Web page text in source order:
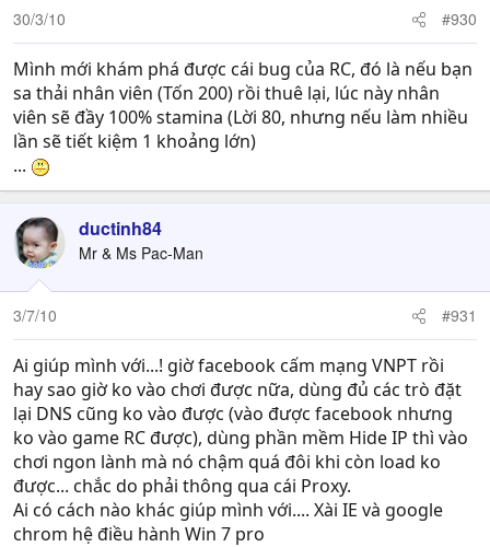
30/3/10 #930
Mình mới khám phá được cái bug của RC, đó là nếu bạn
sa thải nhân viên (Tốn 200) rồi thuê lại, lúc này nhân
viên sẽ đầy 100% stamina (Lời 80, nhưng nếu làm nhiều
lần sẽ tiết kiệm 1 khoảng lớn)
...
ductinh84
Mr & Ms Pac-Man
3/7/10 #931
Ai giúp mình với...! giờ facebook cấm mạng VNPT rồi
hay sao giờ ko vào chơi được nữa, dùng đủ các trò đặt
lại DNS cũng ko vào được (vào được facebook nhưng
ko vào game RC được), dùng phần mềm Hide IP thì vào
chơi ngon lành mà nó chậm quá đôi khi còn load ko
được... chắc do phải thông qua cái Proxy.
Ai có cách nào khác giúp mình với.... Xài IE và google
chrom hệ điều hành Win 7 pro